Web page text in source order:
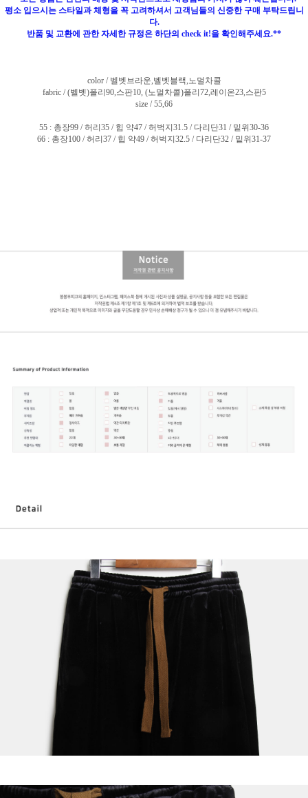
평소 입으시는 스타일과 체형을 꼭 고려하셔서 고객님들의 신중한 구매 부탁드립니
다.
반품 및 교환에 관한 자세한 규정은 하단의 check it!을 확인해주세요.**
color / 벨벳브라운,벨벳블랙,노멀차콜
fabric / (벨벳)폴리90,스판10, (노멀차콜)폴리72,레이온23,스판5
size / 55,66
55 : 총장99 / 허리35 / 힙 약47 / 허벅지31.5 / 다리단31 / 밑위30-36
66 : 총장100 / 허리37 / 힙 약49 / 허벅지32.5 / 다리단32 / 밑위31-37